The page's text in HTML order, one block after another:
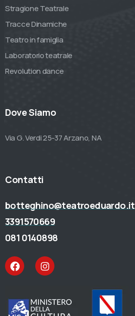
Stragione Teatrale
Tracce Dinamiche
Teatro in famiglia
Laboratorio teatrale
Revolution dance
Dove Siamo
Via G. Verdi 25-37 Arzano, NA
Contatti
botteghino@teatroeduardo.it
3391570669
081 0140898